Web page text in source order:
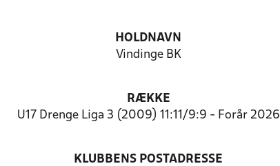
HOLDNAVN
Vindinge BK
RÆKKE
U17 Drenge Liga 3 (2009) 11:11/9:9 - Forår 2026
KLUBBENS POSTADRESSE